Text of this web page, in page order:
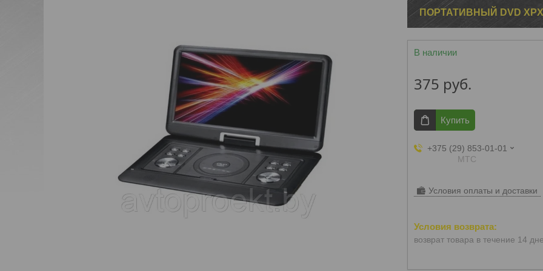
ПОРТАТИВНЫЙ DVD
В наличии
375 руб.
Купить
+375 (29) 853-01-01
МТС
Условия оплаты и доставки
возврат товара в течение 14